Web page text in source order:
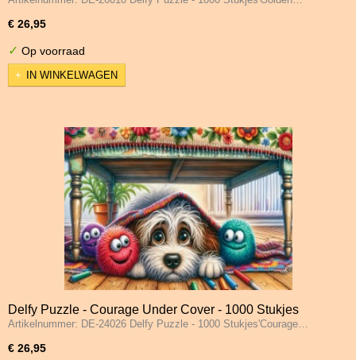
€ 26,95
✓ Op voorraad
IN WINKELWAGEN
Delfy Puzzle - Courage Under Cover - 1000 Stukjes
Artikelnummer: DE-24026 Delfy Puzzle - 1000 Stukjes'Courage…
€ 26,95